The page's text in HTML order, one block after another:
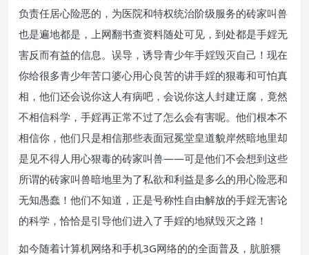
负责任居心险恶的，为医院和特权统治阶级服务的砖家叫兽
也是遍地都是，上网翻书查资料随处可见，到处都是手婬无
害反而有益的信息。误导，诱导青少年手婬毁灭自己！现在
你给很多青少年苦口婆心用心良苦的讲手婬的狠毒和可怕真
相，他们还会说你这人有病吧，会说你这人封建迂腐，竟然
不相信科学，手婬再正常不过了怎么会有害呢。他们根本不
相信你，他们只是相信那些表面冠冕堂皇道貌岸然暗地里却
是见不得人用心狠毒的砖家叫兽——可是他们不会想到这些
所谓的砖家叫兽暗地里为了私欲和利益是多么的用心险恶和
无知愚蠢！他们不知道，正是号称性自由解放的手婬无害论
的科学，恰恰是引导他们进入了手婬的地狱毁灭之路！
如今随着计算机网络和手机3G网络的的全面普及，肮脏猥